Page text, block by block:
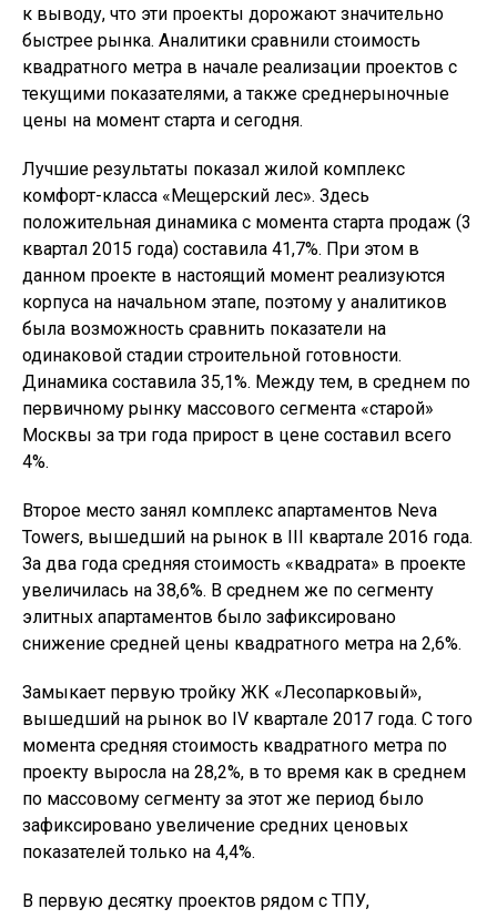
к выводу, что эти проекты дорожают значительно
быстрее рынка. Аналитики сравнили стоимость
квадратного метра в начале реализации проектов с
текущими показателями, а также среднерыночные
цены на момент старта и сегодня.
Лучшие результаты показал жилой комплекс
комфорт-класса «Мещерский лес». Здесь
положительная динамика с момента старта продаж (3
квартал 2015 года) составила 41,7%. При этом в
данном проекте в настоящий момент реализуются
корпуса на начальном этапе, поэтому у аналитиков
была возможность сравнить показатели на
одинаковой стадии строительной готовности.
Динамика составила 35,1%. Между тем, в среднем по
первичному рынку массового сегмента «старой»
Москвы за три года прирост в цене составил всего
4%.
Второе место занял комплекс апартаментов Neva
Towers, вышедший на рынок в III квартале 2016 года.
За два года средняя стоимость «квадрата» в проекте
увеличилась на 38,6%. В среднем же по сегменту
элитных апартаментов было зафиксировано
снижение средней цены квадратного метра на 2,6%.
Замыкает первую тройку ЖК «Лесопарковый»,
вышедший на рынок во IV квартале 2017 года. С того
момента средняя стоимость квадратного метра по
проекту выросла на 28,2%, в то время как в среднем
по массовому сегменту за этот же период было
зафиксировано увеличение средних ценовых
показателей только на 4,4%.
В первую десятку проектов рядом с ТПУ,